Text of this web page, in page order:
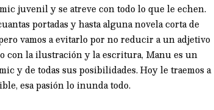
juvenil y se atreve con todo lo que le echen.
portadas y hasta alguna novela corta de
vamos a evitarlo por no reducir a un adjetivo
con la ilustración y la escritura, Manu es un
y de todas sus posibilidades. Hoy le traemos a
esa pasión lo inunda todo.